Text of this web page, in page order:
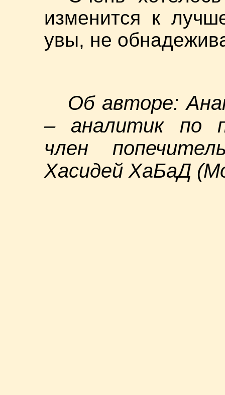
изменится к
увы, не
Об авторе:
– аналитик по
член
Хасидей ХаБаД